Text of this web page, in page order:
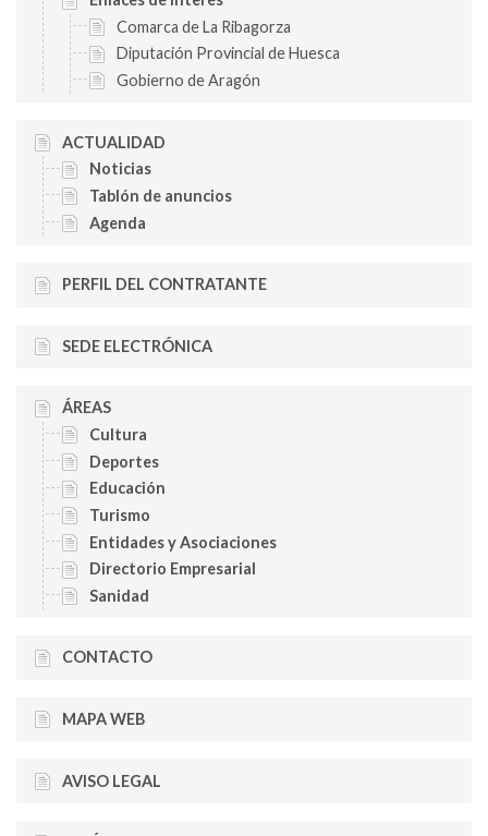
Comarca de La Ribagorza
Diputación Provincial de Huesca
Gobierno de Aragón
ACTUALIDAD
Noticias
Tablón de anuncios
Agenda
PERFIL DEL CONTRATANTE
SEDE ELECTRÓNICA
ÁREAS
Cultura
Deportes
Educación
Turismo
Entidades y Asociaciones
Directorio Empresarial
Sanidad
CONTACTO
MAPA WEB
AVISO LEGAL